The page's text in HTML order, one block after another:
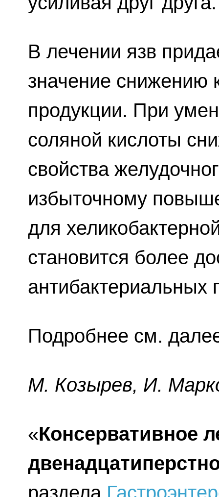
В лечении язв
значение снижению
продукции. При
соляной кислоты
свойства
избыточному
для
становится более
антибактериальных
Подробнее см.
М. Козырев, И.
«Консервативное
раздела